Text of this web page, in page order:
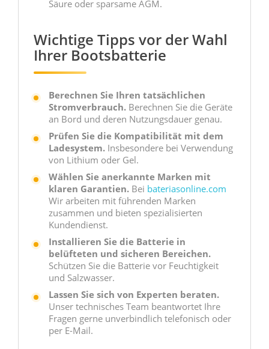
Säure oder sparsame AGM.
Wichtige Tipps vor der Wahl
Ihrer Bootsbatterie
Berechnen Sie Ihren tatsächlichen
Stromverbrauch. Berechnen Sie die Geräte
an Bord und deren Nutzungsdauer genau.
Prüfen Sie die Kompatibilität mit dem
Ladesystem. Insbesondere bei Verwendung
von Lithium oder Gel.
Wählen Sie anerkannte Marken mit
klaren Garantien. Bei bateriasonline.com
Wir arbeiten mit führenden Marken
zusammen und bieten spezialisierten
Kundendienst.
Installieren Sie die Batterie in
belüfteten und sicheren Bereichen.
Schützen Sie die Batterie vor Feuchtigkeit
und Salzwasser.
Lassen Sie sich von Experten beraten.
Unser technisches Team beantwortet Ihre
Fragen gerne unverbindlich telefonisch oder
per E-Mail.